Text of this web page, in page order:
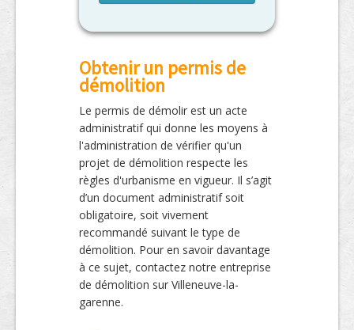
Obtenir un permis de
démolition
Le permis de démolir est un acte
administratif qui donne les moyens à
l'administration de vérifier qu'un
projet de démolition respecte les
règles d'urbanisme en vigueur. Il s’agit
d’un document administratif soit
obligatoire, soit vivement
recommandé suivant le type de
démolition. Pour en savoir davantage
à ce sujet, contactez notre entreprise
de démolition sur Villeneuve-la-
garenne.